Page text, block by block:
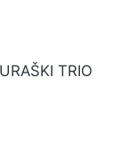
TRIO